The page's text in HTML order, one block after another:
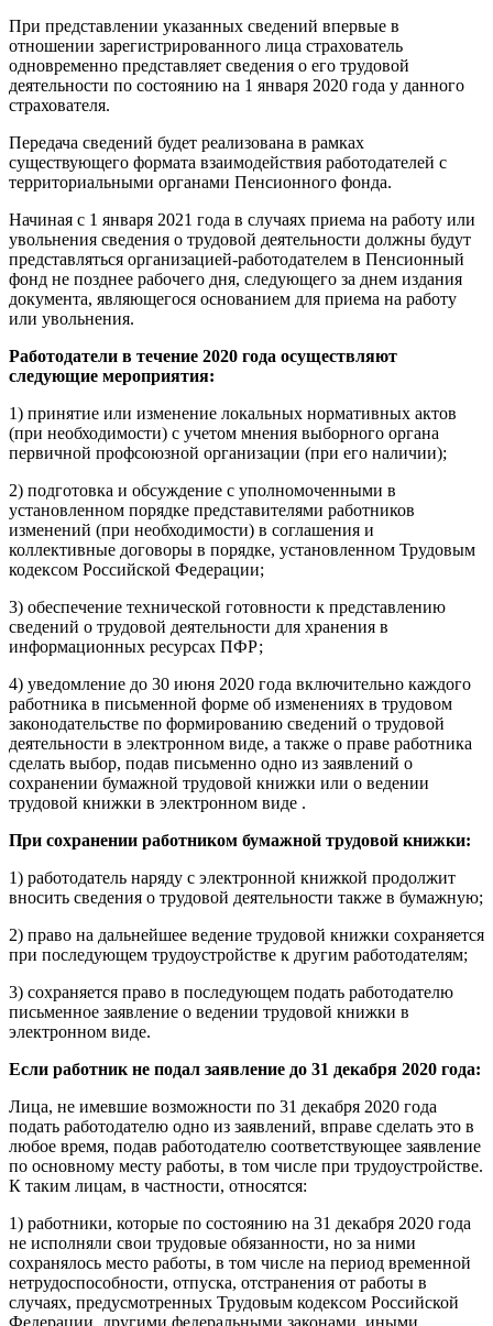
При представлении указанных сведений впервые в
отношении зарегистрированного лица страхователь
одновременно представляет сведения о его трудовой
деятельности по состоянию на 1 января 2020 года у данного
страхователя.
Передача сведений будет реализована в рамках
существующего формата взаимодействия работодателей с
территориальными органами Пенсионного фонда.
Начиная с 1 января 2021 года в случаях приема на работу или
увольнения сведения о трудовой деятельности должны будут
представляться организацией-работодателем в Пенсионный
фонд не позднее рабочего дня, следующего за днем издания
документа, являющегося основанием для приема на работу
или увольнения.
Работодатели в течение 2020 года осуществляют
следующие мероприятия:
1) принятие или изменение локальных нормативных актов
(при необходимости) с учетом мнения выборного органа
первичной профсоюзной организации (при его наличии);
2) подготовка и обсуждение с уполномоченными в
установленном порядке представителями работников
изменений (при необходимости) в соглашения и
коллективные договоры в порядке, установленном Трудовым
кодексом Российской Федерации;
3) обеспечение технической готовности к представлению
сведений о трудовой деятельности для хранения в
информационных ресурсах ПФР;
4) уведомление до 30 июня 2020 года включительно каждого
работника в письменной форме об изменениях в трудовом
законодательстве по формированию сведений о трудовой
деятельности в электронном виде, а также о праве работника
сделать выбор, подав письменно одно из заявлений о
сохранении бумажной трудовой книжки или о ведении
трудовой книжки в электронном виде .
При сохранении работником бумажной трудовой книжки:
1) работодатель наряду с электронной книжкой продолжит
вносить сведения о трудовой деятельности также в бумажную;
2) право на дальнейшее ведение трудовой книжки сохраняется
при последующем трудоустройстве к другим работодателям;
3) сохраняется право в последующем подать работодателю
письменное заявление о ведении трудовой книжки в
электронном виде.
Если работник не подал заявление до 31 декабря 2020 года:
Лица, не имевшие возможности по 31 декабря 2020 года
подать работодателю одно из заявлений, вправе сделать это в
любое время, подав работодателю соответствующее заявление
по основному месту работы, в том числе при трудоустройстве.
К таким лицам, в частности, относятся:
1) работники, которые по состоянию на 31 декабря 2020 года
не исполняли свои трудовые обязанности, но за ними
сохранялось место работы, в том числе на период временной
нетрудоспособности, отпуска, отстранения от работы в
случаях, предусмотренных Трудовым кодексом Российской